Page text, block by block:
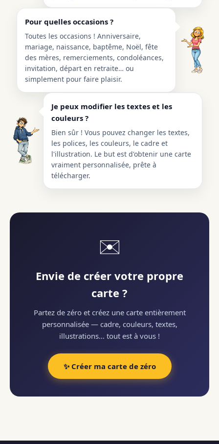
Pour quelles occasions ?
Toutes les occasions ! Anniversaire,
mariage, naissance, baptême, Noël, fête
des mères, remerciements, condoléances,
invitation, départ en retraite… ou
simplement pour faire plaisir.
Je peux modifier les textes et les
couleurs ?
Bien sûr ! Vous pouvez changer les textes,
les polices, les couleurs, le cadre et
l'illustration. Le but est d'obtenir une carte
vraiment personnalisée, prête à
télécharger.
✉️
Envie de créer votre propre
carte ?
Partez de zéro et créez une carte entièrement
personnalisée — cadre, couleurs, textes,
illustrations… tout est à vous !
✨ Créer ma carte de zéro